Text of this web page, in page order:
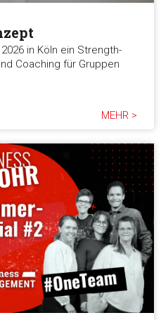
in Köln ein Strength-
Coaching für Gruppen
MEHR >